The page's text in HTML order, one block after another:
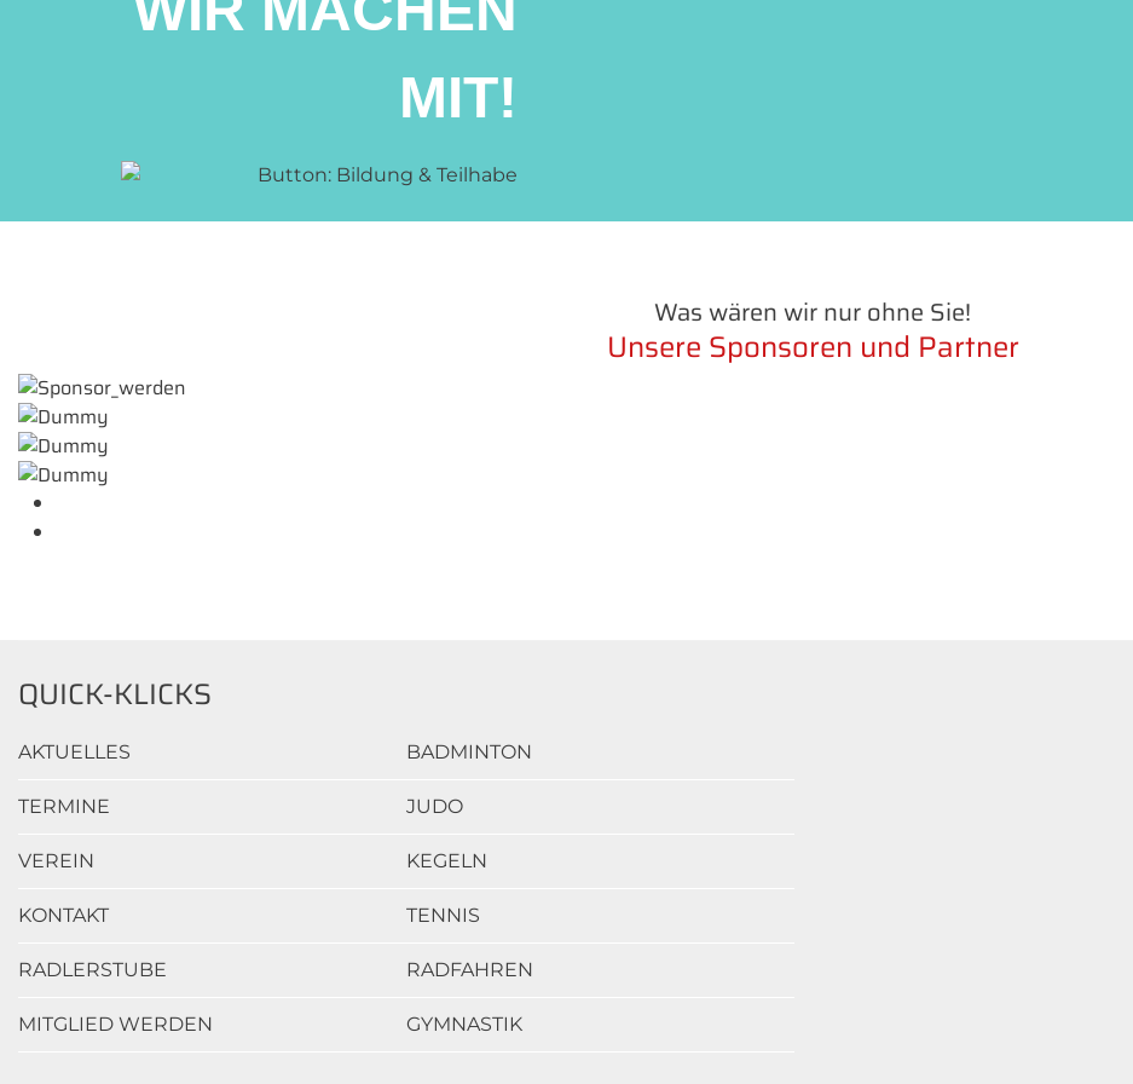
MIT!
Was wären wir nur ohne Sie!
Unsere Sponsoren und Partner
QUICK-KLICKS
AKTUELLES
TERMINE
VEREIN
KONTAKT
RADLERSTUBE
MITGLIED WERDEN
BADMINTON
JUDO
KEGELN
TENNIS
RADFAHREN
GYMNASTIK